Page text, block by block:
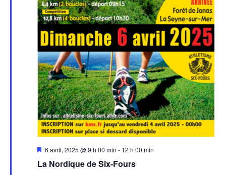
La Nordique de Six-Fours
Mis
avant
6 avril, 2025 @ 9 h 00 min - 12 h 00 min